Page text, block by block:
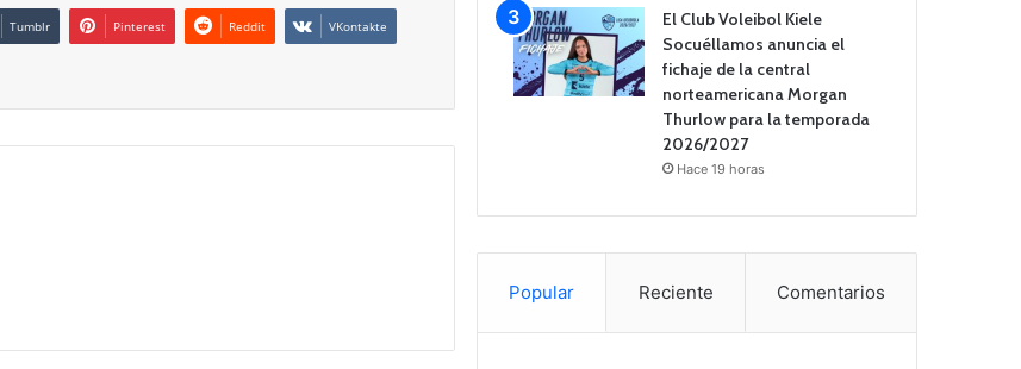
Tumblr Pinterest Reddit VKontakte
El Club Voleibol Kiele
Socuéllamos anuncia el
fichaje de la central
norteamericana Morgan
Thurlow para la temporada
2026/2027
Hace 19 horas
Popular Reciente Comentarios